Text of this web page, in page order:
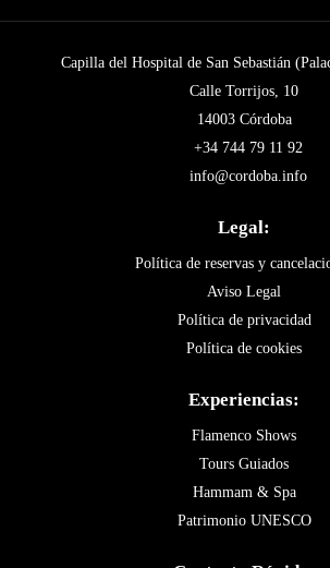
Capilla del Hospital de San Sebastián
Calle Torrijos, 10
14003 Córdoba
+34 744 79 11 92
info@cordoba.info
Legal:
Política de reservas y
Aviso Legal
Política de privacidad
Política de cookies
Experiencias:
Flamenco Shows
Tours Guiados
Hammam & Spa
Patrimonio UNESCO